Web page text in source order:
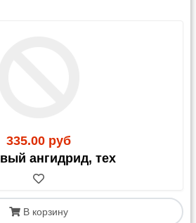
335.00 руб
ангидрид, тех
В корзину